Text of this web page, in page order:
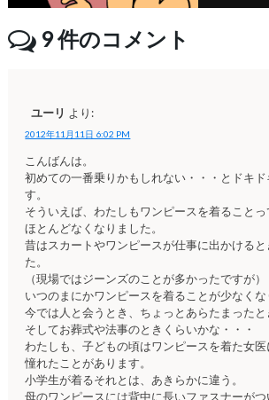
9件のコメント
ユーリ より:
2012年11月11日 6:02 PM
こんばんは。
初めての一番乗りかもしれない・・・とドキ
す。
そういえば、わたしもワンピースを着ることっ
ほとんどなくなりました。
昔はスカートやワンピースが仕事に出かける
た。
（現場ではジーンズのことが多かったですが）
いつのまにかワンピースを着ることが少なくな
今では人と会うとき、ちょっとあらたまったと
そしてお葬式や法事のときくらいかな・・・
わたしも、子どもの頃はワンピースを着た女医
憧れたことがあります。
小学生が着るそれとは、あきらかに違う。
母のワンピースには背中に長いファスナーがつ